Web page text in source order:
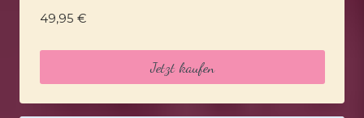
49,95 €
Jetzt kaufen